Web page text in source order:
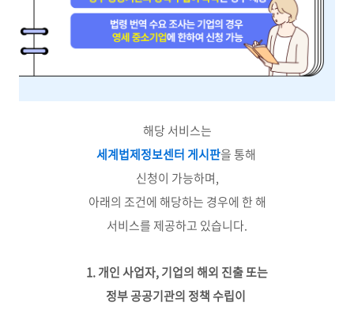
해당 서비스는
세계법제정보센터 게시판을 통해
신청이 가능하며,
아래의 조건에 해당하는 경우에 한 해
서비스를 제공하고 있습니다.
1. 개인 사업자, 기업의 해외 진출 또는
정부 공공기관의 정책 수립이